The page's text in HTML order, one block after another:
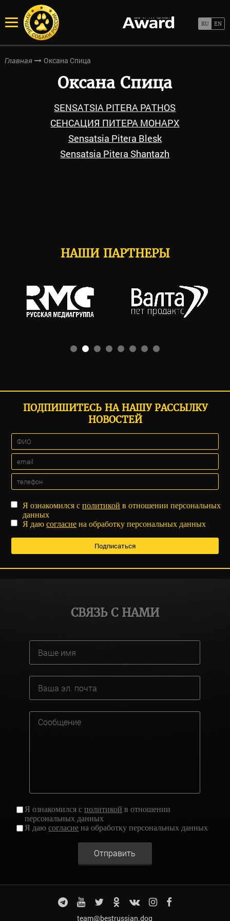
Главная Оксана Спица
Оксана Спица
SENSATSIA PITERA PATHOS
СЕНСАЦИЯ ПИТЕРА МОНАРХ
Sensatsia Pitera Blesk
Sensatsia Pitera Shantazh
НАШИ ПАРТНЕРЫ
ПОДПИШИТЕСЬ НА НАШУ РАССЫЛКУ
НОВОСТЕЙ
Я ознакомился сполитикой в отношении персональных
данных
Я даюсогласие на обработку персональных данных
СВЯЗЬ С НАМИ
Я ознакомился сполитикой в отношении
персональных данных
Я даюсогласие на обработку персональных данных
Отправить
team@bestrussian.dog